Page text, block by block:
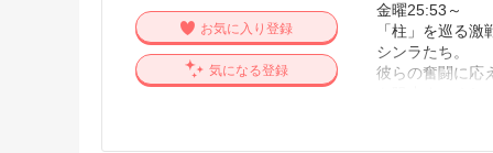
お気に入り登録
気になる登録
金曜25:53～
「柱」を巡る
シンラたち。
彼らの奮闘に応